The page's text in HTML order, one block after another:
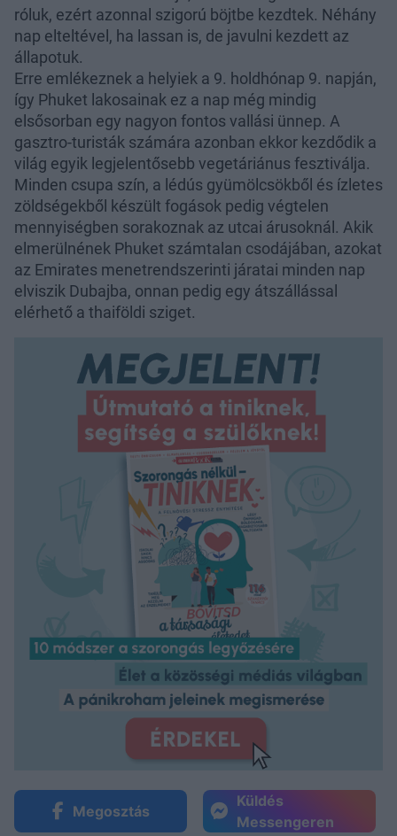
róluk, ezért azonnal szigorú böjtbe kezdtek. Néhány
nap elteltével, ha lassan is, de javulni kezdett az
állapotuk.
Erre emlékeznek a helyiek a 9. holdhónap 9. napján,
így Phuket lakosainak ez a nap még mindig
elsősorban egy nagyon fontos vallási ünnep. A
gasztro-turisták számára azonban ekkor kezdődik a
világ egyik legjelentősebb vegetáriánus fesztiválja.
Minden csupa szín, a lédús gyümölcsökből és ízletes
zöldségekből készült fogások pedig végtelen
mennyiségben sorakoznak az utcai árusoknál. Akik
elmerülnének Phuket számtalan csodájában, azokat
az Emirates menetrendszerinti járatai minden nap
elviszik Dubajba, onnan pedig egy átszállással
elérhető a thaiföldi sziget.
Megosztás
Küldés
Messengeren